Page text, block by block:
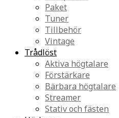
Paket
Tuner
Tillbehör
Vintage
Trådlöst
Aktiva högtalare
Förstärkare
Bärbara högtalare
Streamer
Stativ och fästen